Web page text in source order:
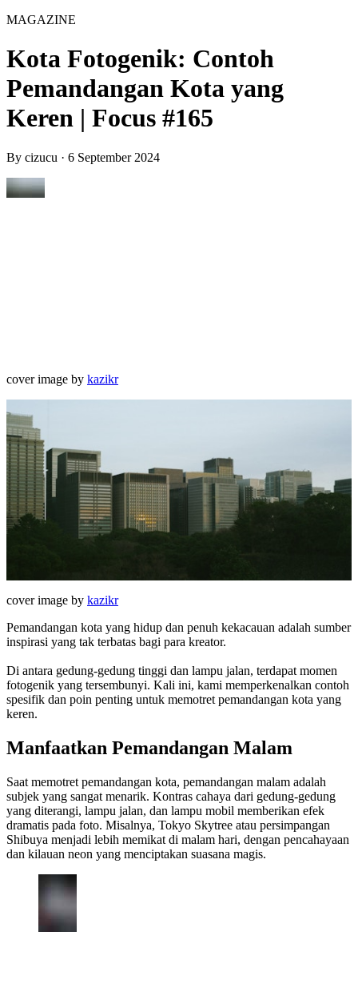
MAGAZINE
Kota Fotogenik: Contoh
Pemandangan Kota yang
Keren | Focus #165
By cizucu · 6 September 2024
cover image by kazikr
cover image by kazikr
Pemandangan kota yang hidup dan penuh kekacauan adalah sumber
inspirasi yang tak terbatas bagi para kreator.
Di antara gedung-gedung tinggi dan lampu jalan, terdapat momen
fotogenik yang tersembunyi. Kali ini, kami memperkenalkan contoh
spesifik dan poin penting untuk memotret pemandangan kota yang
keren.
Manfaatkan Pemandangan Malam
Saat memotret pemandangan kota, pemandangan malam adalah
subjek yang sangat menarik. Kontras cahaya dari gedung-gedung
yang diterangi, lampu jalan, dan lampu mobil memberikan efek
dramatis pada foto. Misalnya, Tokyo Skytree atau persimpangan
Shibuya menjadi lebih memikat di malam hari, dengan pencahayaan
dan kilauan neon yang menciptakan suasana magis.